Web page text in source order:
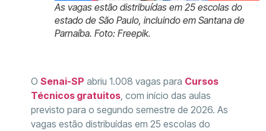
As vagas estão distribuídas em 25 escolas do
estado de São Paulo, incluindo em Santana de
Parnaíba. Foto: Freepik.
O Senai-SP abriu 1.008 vagas para Cursos
Técnicos gratuitos, com início das aulas
previsto para o segundo semestre de 2026. As
vagas estão distribuídas em 25 escolas do